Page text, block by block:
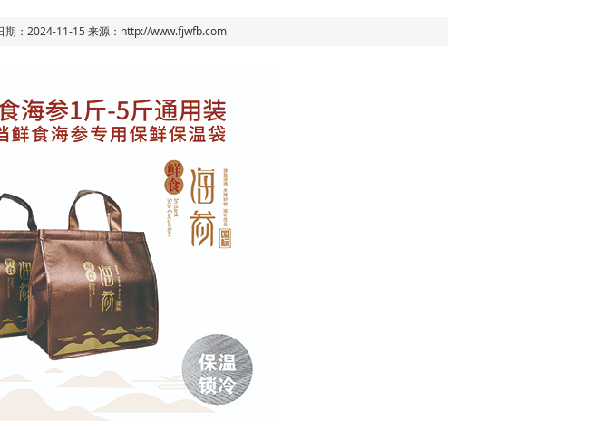
期：2024-11-15 来源： http://www.fjwfb.com